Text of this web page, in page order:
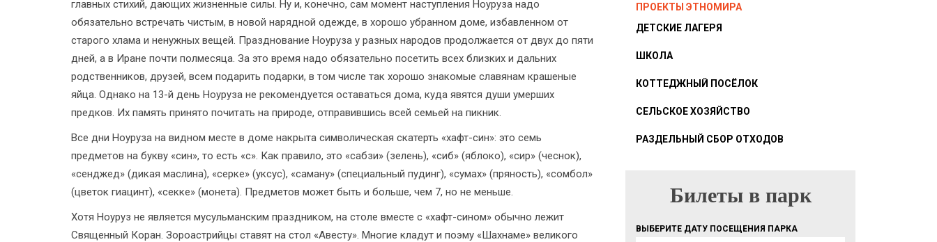
главных стихий, дающих жизненные силы. Ну и, конечно, сам момент наступления Ноуруза надо
обязательно встречать чистым, в новой нарядной одежде, в хорошо убранном доме, избавленном от
старого хлама и ненужных вещей. Празднование Ноуруза у разных народов продолжается от двух до пяти
дней, а в Иране почти полмесяца. За это время надо обязательно посетить всех близких и дальних
родственников, друзей, всем подарить подарки, в том числе так хорошо знакомые славянам крашеные
яйца. Однако на 13-й день Ноуруза не рекомендуется оставаться дома, куда явятся души умерших
предков. Их память принято почитать на природе, отправившись всей семьей на пикник.
Все дни Ноуруза на видном месте в доме накрыта символическая скатерть «хафт-син»: это семь
предметов на букву «син», то есть «с». Как правило, это «сабзи» (зелень), «сиб» (яблоко), «сир» (чеснок),
«сенджед» (дикая маслина), «серке» (уксус), «саману» (специальный пудинг), «сумах» (пряность), «сомбол»
(цветок гиацинт), «секке» (монета). Предметов может быть и больше, чем 7, но не меньше.
Хотя Ноуруз не является мусульманским праздником, на столе вместе с «хафт-сином» обычно лежит
Священный Коран. Зороастрийцы ставят на стол «Авесту». Многие кладут и поэму «Шахнаме» великого
ПРОЕКТЫ ЭТНОМИРА
ДЕТСКИЕ ЛАГЕРЯ
ШКОЛА
КОТТЕДЖНЫЙ ПОСЁЛОК
СЕЛЬСКОЕ ХОЗЯЙСТВО
РАЗДЕЛЬНЫЙ СБОР ОТХОДОВ
БИЛЕТЫ В ПАРК
Билеты в парк
ВЫБЕРИТЕ ДАТУ ПОСЕЩЕНИЯ ПАРКА